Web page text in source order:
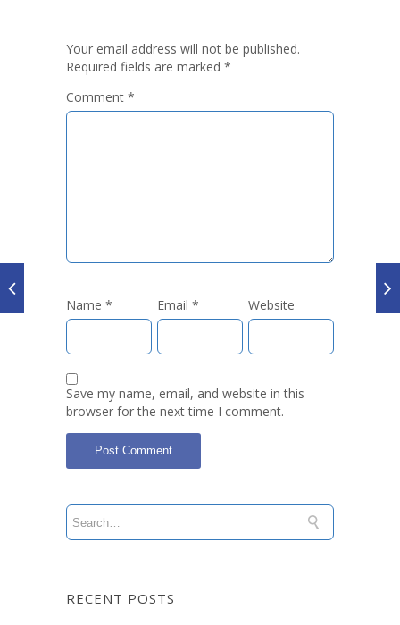
Your email address will not be published.
Required fields are marked *
Comment *
Name * Email * Website
Save my name, email, and website in this
browser for the next time I comment.
RECENT POSTS